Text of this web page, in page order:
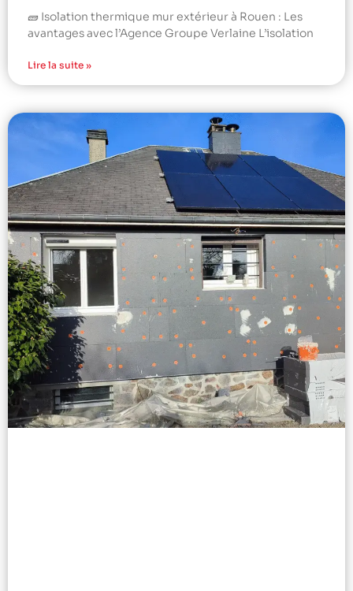
🧱 Isolation thermique mur extérieur à Rouen : Les
avantages avec l’Agence Groupe Verlaine L’isolation
Lire la suite »